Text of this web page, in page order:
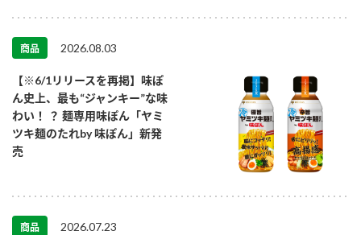
商品 2026.08.03
【※6/1リリースを再掲】味ぽ
ん史上、最も“ジャンキー”な味
わい！ ？ 麺専用味ぽん「ヤミ
ツキ麺のたれby 味ぽん」新発
売
商品 2026.07.23